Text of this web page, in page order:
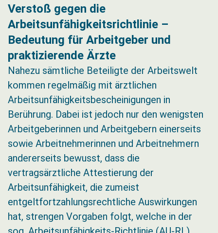
Verstoß gegen die
Arbeitsunfähigkeitsrichtlinie –
Bedeutung für Arbeitgeber und
praktizierende Ärzte
Nahezu sämtliche Beteiligte der Arbeitswelt
kommen regelmäßig mit ärztlichen
Arbeitsunfähigkeitsbescheinigungen in
Berührung. Dabei ist jedoch nur den wenigsten
Arbeitgeberinnen und Arbeitgebern einerseits
sowie Arbeitnehmerinnen und Arbeitnehmern
andererseits bewusst, dass die
vertragsärztliche Attestierung der
Arbeitsunfähigkeit, die zumeist
entgeltfortzahlungsrechtliche Auswirkungen
hat, strengen Vorgaben folgt, welche in der